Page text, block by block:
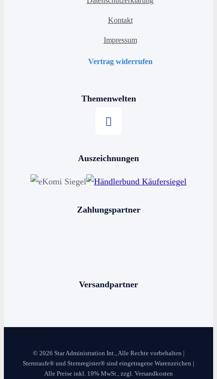
Kontakt
Impressum
Vertrag widerrufen
Themenwelten
Horoskop kaufen
Sternschnuppe kaufen
Auszeichnungen
Zahlungspartner
Versandpartner
© 2026 Star Administration Int., Alle Rechte vorbehalten |
Sterntaufe® und Sternregister® sind eingetragene Warenzeichen |
Alle Preise inkl. 19% MwSt., zzgl. Versandkosten